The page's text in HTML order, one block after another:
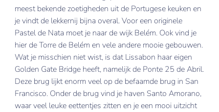
meest bekende zoetigheden uit de Portugese keuken en
je vindt de lekkernij bijna overal. Voor een originele
Pastel de Nata moet je naar de wijk Belém. Ook vind je
hier de Torre de Belém en vele andere mooie gebouwen.
Wat je misschien niet wist, is dat Lissabon haar eigen
Golden Gate Bridge heeft, namelijk de Ponte 25 de Abril.
Deze brug lijkt enorm veel op de befaamde brug in San
Francisco. Onder de brug vind je haven Santo Amorano,
waar veel leuke eettentjes zitten en je een mooi uitzicht